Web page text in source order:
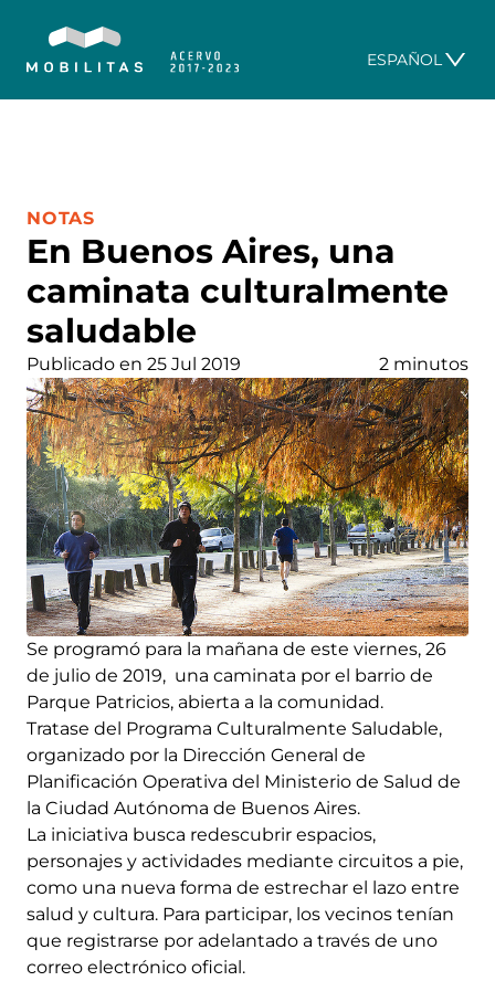
ESPAÑOL
En Buenos Aires, una
caminata culturalmente
saludable
CATEGORÍA:
NOTAS
Publicado en 25 Jul 2019 2 minutos
Se programó para la mañana de este viernes, 26
de julio de 2019, una caminata por el barrio de
Parque Patricios, abierta a la comunidad.
Tratase del Programa Culturalmente Saludable,
organizado por la Dirección General de
Planificación Operativa del Ministerio de Salud de
la Ciudad Autónoma de Buenos Aires.
La iniciativa busca redescubrir espacios,
personajes y actividades mediante circuitos a pie,
como una nueva forma de estrechar el lazo entre
salud y cultura. Para participar, los vecinos tenían
que registrarse por adelantado a través de uno
correo electrónico oficial.